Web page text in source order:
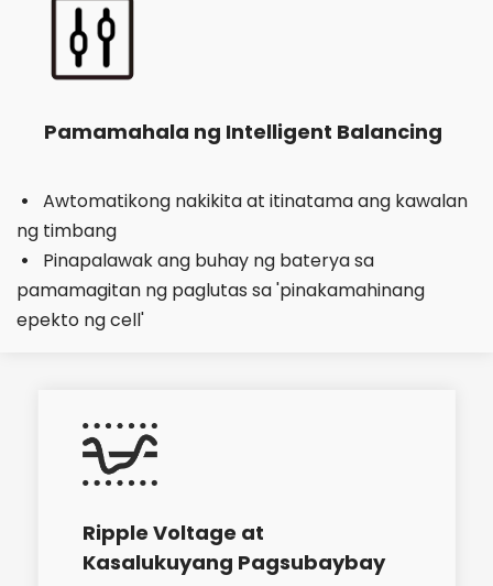
Pamamahala ng Intelligent Balancing
 Awtomatikong nakikita at itinatama ang kawalan
ng timbang
 Pinapalawak ang buhay ng baterya sa
pamamagitan ng paglutas sa 'pinakamahinang
epekto ng cell'
Ripple Voltage at
Kasalukuyang Pagsubaybay